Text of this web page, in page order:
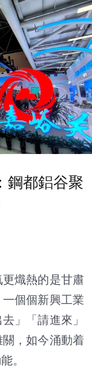
鋼都鋁谷聚
熾熱的是甘肅
個個新興工業
」「請進來」
，如今涌動着
。